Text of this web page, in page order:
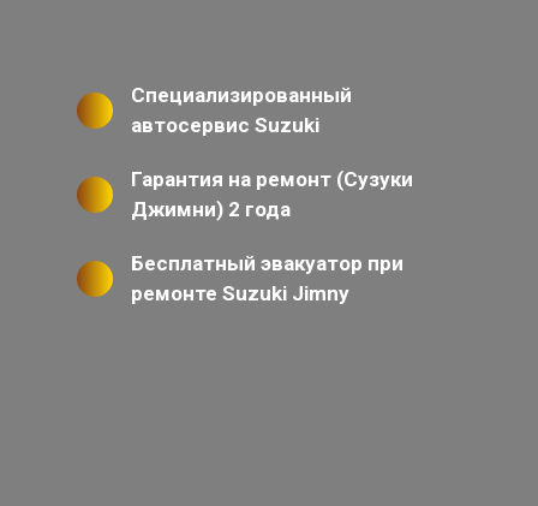
Специализированный
автосервис Suzuki
Гарантия на ремонт (Сузуки
Джимни) 2 года
Бесплатный эвакуатор при
ремонте Suzuki Jimny